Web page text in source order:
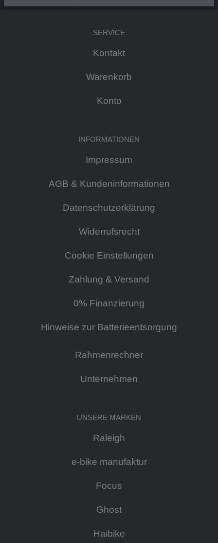
SERVICE
Kontakt
Warenkorb
Konto
INFORMATIONEN
Impressum
AGB & Kundeninformationen
Datenschutzerklärung
Widerrufsrecht
Cookie Einstellungen
Zahlung & Versand
0% Finanzierung
Hinweise zur Batterieentsorgung
Rahmenrechner
Unternehmen
UNSERE MARKEN
Raleigh
e-bike manufaktur
Focus
Ghost
Haibike